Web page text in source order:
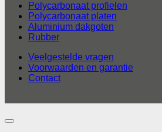
Polycarbonaat profielen
Polycarbonaat platen
Aluminium dakgoten
Rubber
Veelgestelde vragen
Voorwaarden en garantie
Contact